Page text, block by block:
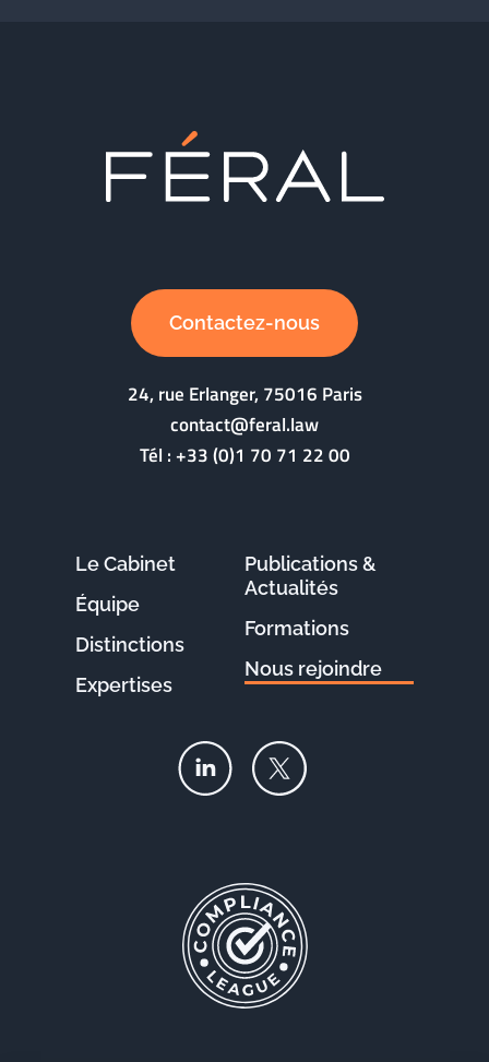
Contactez-nous
24, rue Erlanger, 75016 Paris
contact@feral.law
Tél :+33 (0)1 70 71 22 00
Le Cabinet
Équipe
Distinctions
Expertises
Publications &
Actualités
Formations
Nous rejoindre